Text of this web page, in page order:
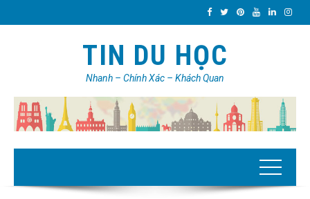
TIN DU HỌC
Nhanh – Chính Xác – Khách Quan